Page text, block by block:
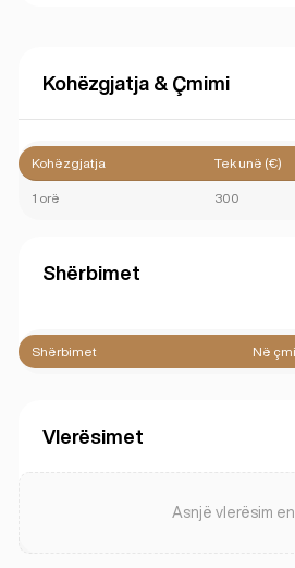
Kohëzgjatja & Çmimi
Kohëzgjatja Tek unë (€)
1 orë 300
Shërbimet
Shërbimet Në
Vlerësimet
Asnjë vlerësim